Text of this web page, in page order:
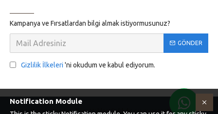
Kampanya ve Fırsatlardan bilgi almak istiyormusunuz?
GÖNDER
Gizlilik İlkeleri 'ni okudum ve kabul ediyorum.
Altyapı Koridormedya. Tüm Hakları Saklıdır oyunvesanat
Notification Module